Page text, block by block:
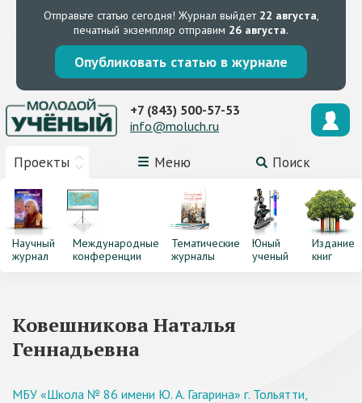
Отправьте статью сегодня! Журнал выйдет 22 августа,
печатный экземпляр отправим 26 августа.
Опубликовать статью в журнале
Проекты Меню Поиск
+7 (843) 500-57-53
info@moluch.ru
Научный
журнал
Международные
конференции
Тематические
журналы
Юный
ученый
Издание
книг
Ковешникова Наталья
Геннадьевна
МБУ «Школа № 86 имени Ю. А. Гагарина» г. Тольятти,